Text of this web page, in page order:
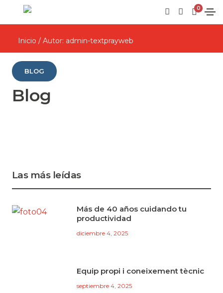
0
Inicio / Autor: admin-textprayweb
BLOG
Blog
Las más leídas
Más de 40 años cuidando tu
productividad
diciembre 4, 2025
Equip propi i coneixement tècnic
septiembre 4, 2025